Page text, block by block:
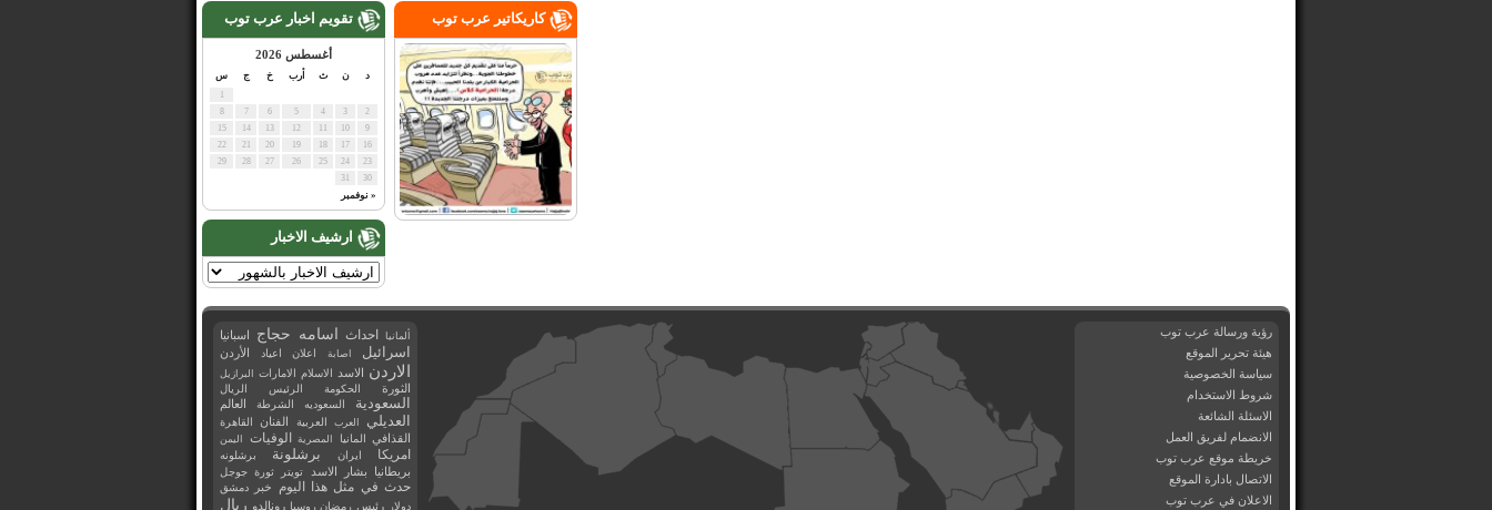
تقويم اخبار عرب توب
أغسطس 2026
د ن ث أرب خ ج س
« نوفمبر
2
3
4
5
6
7
8
9
10
12
13
14
15
16
17
18
19
20
21
22
23
24
25
26
27
28
29
30
31
ارشيف الاخبار
كاريكاتير عرب توب
رؤية ورسالة عرب توب
هيئة تحرير الموقع
سياسة الخصوصية
شروط الاستخدام
الاسئلة الشائعة
الانضمام لفريق العمل
خريطة موقع عرب توب
الاتصال بادارة الموقع
الاعلان في عرب توب
ألمانيا احداث اسامه حجاج اسبانيا
اسرائيل اصابة اعلان اعياد الأردن
الاردن الاسد الاسلام الامارات البرازيل
الثورة الحكومة الرئيس الريال
السعودية السعوديه الشرطة العالم
العديلي العرب العربية الفنان القاهرة
القذافي المانيا المصرية الوفيات اليمن
امريكا ايران برشلونة برشلونه
بريطانيا بشار الاسد تويتر ثورة جوجل
حدث في مثل هذا اليوم خبر
دمشق
دولار
رئيس رمضان روسيا رونالدو ريال